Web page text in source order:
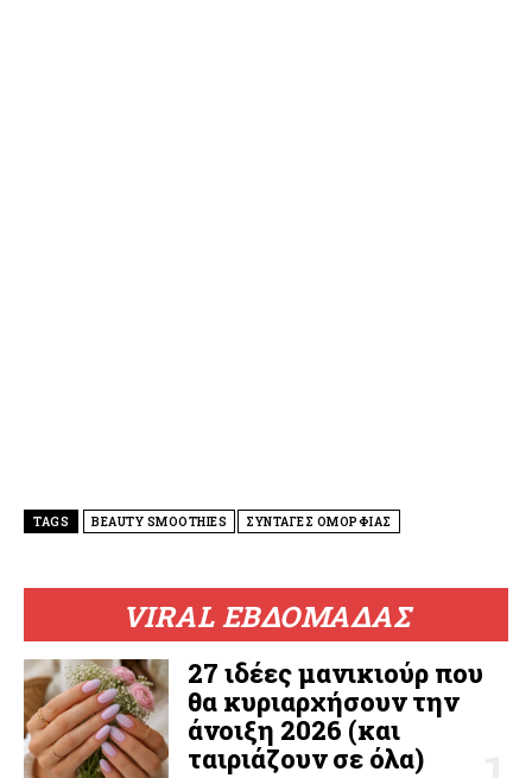
VIRAL ΕΒΔΟΜΑΔΑΣ
27 ιδέες μανικιούρ που
θα κυριαρχήσουν την
άνοιξη 2026 (και
ταιριάζουν σε όλα)
TAGS BEAUTY SMOOTHIES ΣΥΝΤΑΓΕΣ ΟΜΟΡΦΙΑΣ